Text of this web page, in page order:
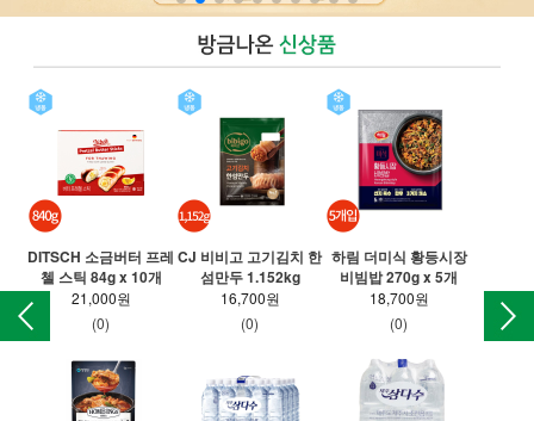
DITSCH 소금버터 프레
첼 스틱 84g x 10개
21,000원
(0)
CJ 비비고 고기김치 한
섬만두 1.152kg
16,700원
(0)
하림 더미식 황등시장
비빔밥 270g x 5개
18,700원
(0)